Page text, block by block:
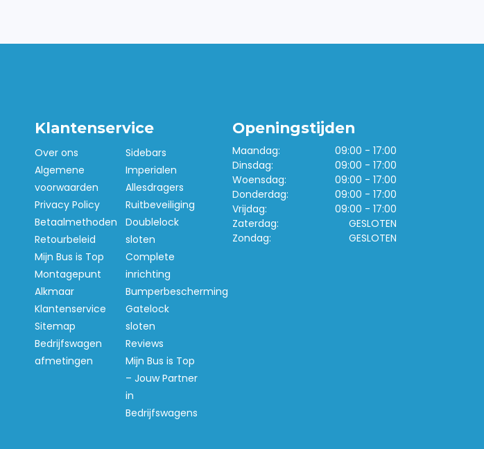
Klantenservice
Over ons
Algemene
voorwaarden
Privacy Policy
Betaalmethoden
Retourbeleid
Mijn Bus is Top
Montagepunt
Alkmaar
Klantenservice
Sitemap
Bedrijfswagen
afmetingen
Sidebars
Imperialen
Allesdragers
Ruitbeveiliging
Doublelock
sloten
Complete
inrichting
Bumperbescherming
Gatelock
sloten
Reviews
Mijn Bus is Top
– Jouw Partner
in
Bedrijfswagens
Openingstijden
Maandag:
09:00 - 17:00
Dinsdag:
09:00 - 17:00
Woensdag:
09:00 - 17:00
Donderdag:
09:00 - 17:00
Vrijdag:
09:00 - 17:00
Zaterdag:
GESLOTEN
Zondag:
GESLOTEN